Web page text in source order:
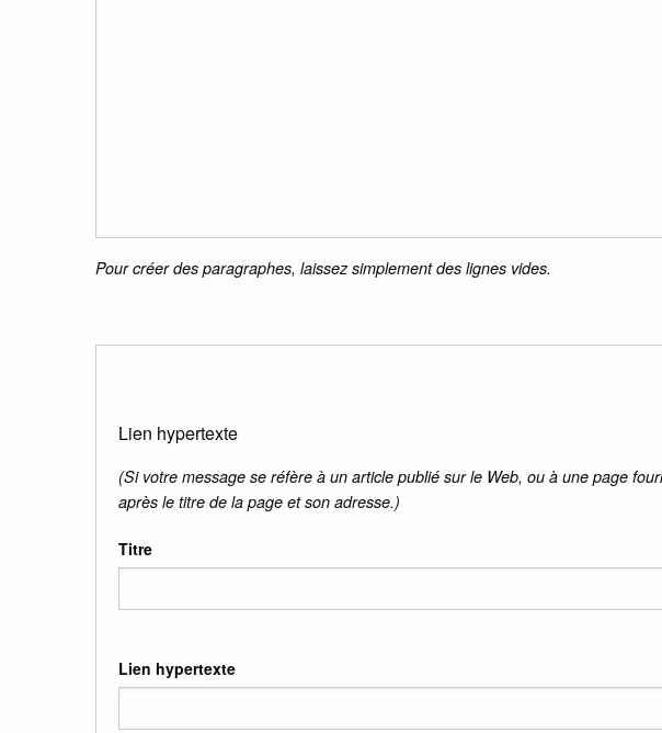
Pour créer des paragraphes, laissez simplement des lignes vides.
Lien hypertexte
(Si votre message se réfère à un article publié sur le Web, ou à une page
après le titre de la page et son adresse.)
Titre
Lien hypertexte